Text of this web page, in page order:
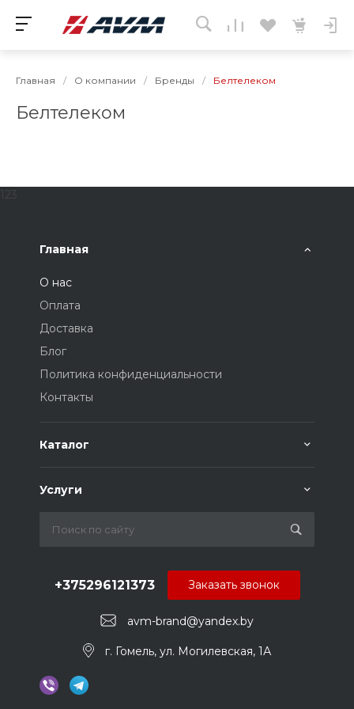
Главная / О компании / Бренды / Белтелеком
Белтелеком
123
Главная
О нас
Оплата
Доставка
Блог
Политика конфиденциальности
Контакты
Каталог
Услуги
+375296121373
avm-brand@yandex.by
Заказать звонок
г. Гомель, ул. Могилевская, 1А